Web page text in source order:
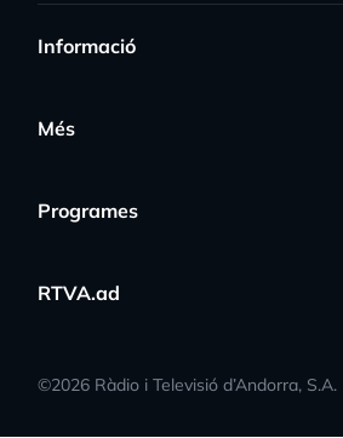
Informació
Més
Programes
RTVA.ad
©2026 Ràdio i Televisió d’Andorra, S.A.